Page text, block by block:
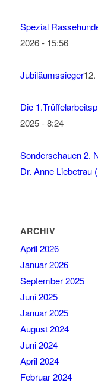
Spezial
2026 - 15:56
Jubiläumssieger12.
Die
2025 - 8:24
Sonderschauen 2.
Dr. Anne Liebetrau
ARCHIV
April 2026
Januar 2026
September 2025
Juni 2025
Januar 2025
August 2024
Juni 2024
April 2024
Februar 2024